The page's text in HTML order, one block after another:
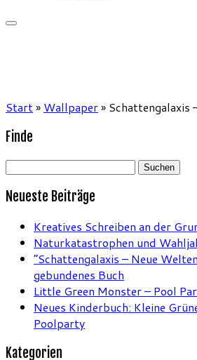
Start» Wallpaper» Schattengalaxis
Finde
Suchen
Neueste Beiträge
Kreatives Schreiben an der
Naturkatastrophen und
“Schattengalaxis – Neue
gebundenes Buch
Little Green Monster – Pool
Neues Kinderbuch: Kleine
Poolparty
Kategorien